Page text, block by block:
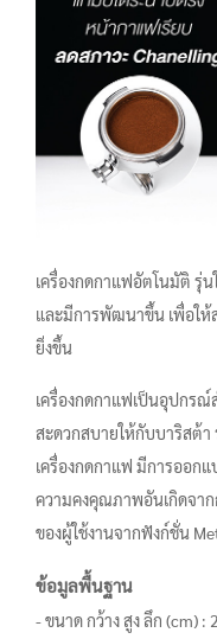
เครื่องกดกาแฟอัตโนมัติ รุ่
และมีการพัฒนาขึ้น เพื่อให้
ยิ่งขึ้น
เครื่องกดกาแฟเป็นอุปกร
สะดวกสบายให้กับบาริสต้า
เครื่องกดกาแฟ มีการออก
ความคงคุณภาพอันเกิดจา
ของผู้ใช้งานจากฟังก์ชั่น
ข้อมูลพื้นฐาน
- ขนาด กว้าง สูง ลึก (cm) :